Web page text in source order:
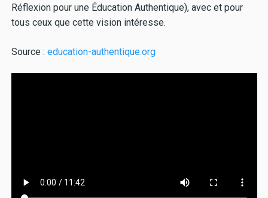
Réflexion pour une Éducation Authentique), avec et pour
tous ceux que cette vision intéresse.
Source : education-authentique.org